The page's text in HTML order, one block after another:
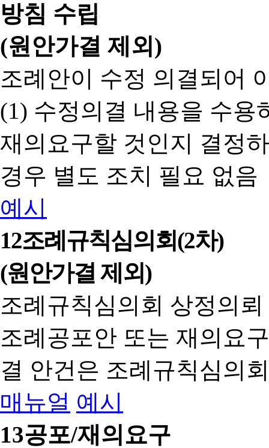
방침 수립
(원안가결 제외)
조례안이 수정 의결되어
(1) 수정의결 내용을 수용
재의요구할 것인지 결정
경우 별도 조치 필요 없음
예시
12조례규칙심의회(2차)
(원안가결 제외)
조례규칙심의회 상정의
조례공포안 또는 재의요
결 안건은 조례규칙심의
매뉴얼 예시
13공포/재의요구